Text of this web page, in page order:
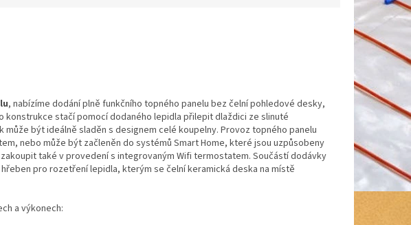
, nabízíme dodání plně funkčního topného panelu bez čelní pohledové desky,
konstrukce stačí pomocí dodaného lepidla přilepit dlaždici ze slinuté
být ideálně sladěn s designem celé koupelny. Provoz topného panelu
nebo může být začleněn do systémů Smart Home, které jsou uzpůsobeny
také v provedení s integrovaným Wifi termostatem. Součástí dodávky
pro rozetření lepidla, kterým se čelní keramická deska na místě
a výkonech: